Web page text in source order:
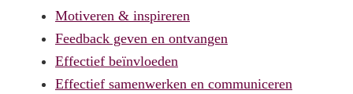
Motiveren & inspireren
Feedback geven en ontvangen
Effectief beïnvloeden
Effectief samenwerken en communiceren